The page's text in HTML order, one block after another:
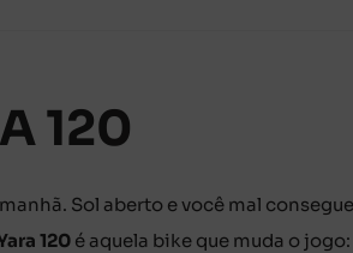
120
Sol aberto e você mal
120 é aquela bike que muda o